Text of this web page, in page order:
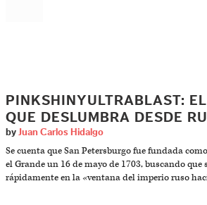
PINKSHINYULTRABLAST:
QUE DESLUMBRA DESDE
by Juan Carlos Hidalgo
Se cuenta que San Petersburgo fue fundada
el Grande un 16 de mayo de 1703, buscando que
rápidamente en la «ventana del imperio ruso